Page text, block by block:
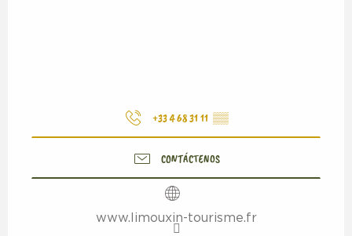
+33 4 68 31 11 ▒▒
CONTÁCTENOS
www.limouxin-tourisme.fr